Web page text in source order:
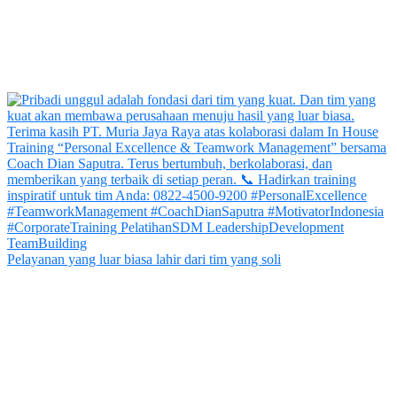
Pelayanan yang luar biasa lahir dari tim yang soli